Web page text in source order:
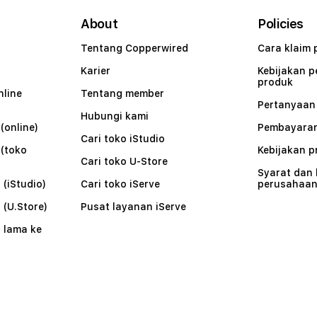
lama ke
About
Tentang Copperwired
Karier
Tentang member
Hubungi kami
Cari toko iStudio
Cari toko U-Store
Cari toko iServe
Pusat layanan iServe
Policies
Cara klaim
Kebijakan
produk
Pertanyaan
Kebijakan
Syarat dan
perusahaan